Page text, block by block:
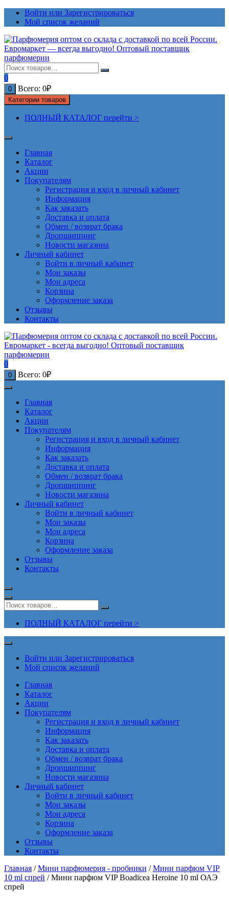
ПерейтиВойти или Зарегистрироваться
Мой список желаний
0
0 Всего: 0₽
Категории товаров
ПОЛНЫЙ КАТАЛОГ перейти >
Главная
Каталог
Акции
Покупателям
Регистрация и вход в личный кабинет
Информация
Как заказать
Доставка и оплата
Обмен / возврат брака
Дропшиппинг
Новости магазина
Личный кабинет
Войти в личный кабинет
Мои заказы
Мои адреса
Корзина
Оформление заказа
Отзывы
Контакты
0
0 Всего: 0₽
Главная
Каталог
Акции
Покупателям
Регистрация и вход в личный кабинет
Информация
Как заказать
Доставка и оплата
Обмен / возврат брака
Дропшиппинг
Новости магазина
Личный кабинет
Войти в личный кабинет
Мои заказы
Мои адреса
Корзина
Оформление заказа
Отзывы
Контакты
ПОЛНЫЙ КАТАЛОГ перейти >
Войти или Зарегистрироваться
Мой список желаний
Главная
Каталог
Акции
Покупателям
Регистрация и вход в личный кабинет
Информация
Как заказать
Доставка и оплата
Обмен / возврат брака
Дропшиппинг
Новости магазина
Личный кабинет
Войти в личный кабинет
Мои заказы
Мои адреса
Корзина
Оформление заказа
Отзывы
Контакты
Главная /Мини парфюмерия - пробники /Мини парфюм VIP
10 ml спрей / Мини парфюм VIP Boadicea Heroine 10 ml ОАЭ
спрей